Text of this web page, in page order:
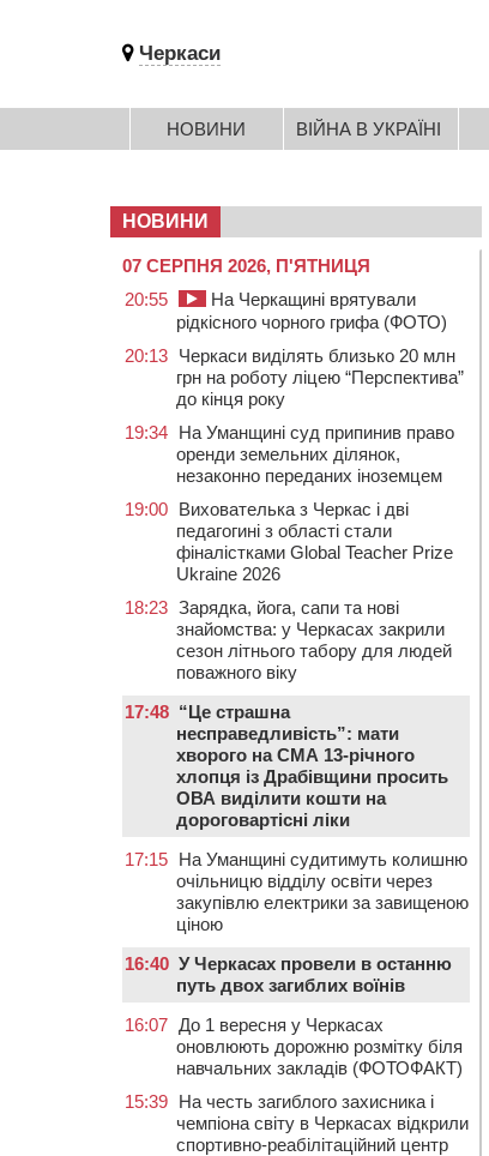
Черкаси
НОВИНИ ВІЙНА В УКРАЇНІ
НОВИНИ
07 СЕРПНЯ 2026, П'ЯТНИЦЯ
20:55
На Черкащині врятували
рідкісного чорного грифа (ФОТО)
20:13 Черкаси виділять близько 20 млн
грн на роботу ліцею “Перспектива”
до кінця року
19:34 На Уманщині суд припинив право
оренди земельних ділянок,
незаконно переданих іноземцем
19:00 Вихователька з Черкас і дві
педагогині з області стали
фіналістками Global Teacher Prize
Ukraine 2026
18:23 Зарядка, йога, сапи та нові
знайомства: у Черкасах закрили
сезон літнього табору для людей
поважного віку
17:48 “Це страшна
несправедливість”: мати
хворого на СМА 13-річного
хлопця із Драбівщини просить
ОВА виділити кошти на
дороговартісні ліки
17:15 На Уманщині судитимуть колишню
очільницю відділу освіти через
закупівлю електрики за завищеною
ціною
16:40 У Черкасах провели в останню
путь двох загиблих воїнів
16:07 До 1 вересня у Черкасах
оновлюють дорожню розмітку біля
навчальних закладів (ФОТОФАКТ)
15:39 На честь загиблого захисника і
чемпіона світу в Черкасах відкрили
спортивно-реабілітаційний центр